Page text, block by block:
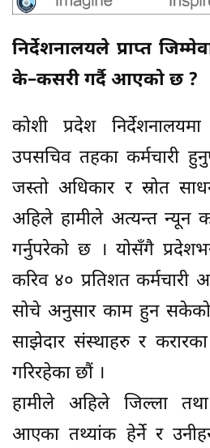
निर्देशनालयले प्राप्त
के–कसरी गर्दै आएको छ ?
कोशी प्रदेश
उपसचिव तहका कर्मचारी
जस्तो अधिकार र स्रोत
अहिले हामीले अत्यन्त न्यून
गर्नुपरेको छ । योसँगै
करिव ४० प्रतिशत
सोचे अनुसार काम हुन सकेको
साझेदार संस्थाहरु र
गरिरहेका छौं ।
हामीले अहिले जिल्ला
आएका तथ्यांक हेर्ने र